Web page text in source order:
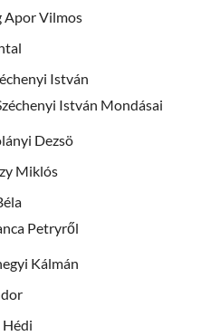
Apor Vilmos
István
István Mondásai
Dezsö
Miklós
Petryről
Kálmán
Hédi